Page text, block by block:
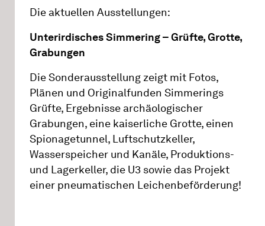
Die aktuellen Ausstellungen:
Unterirdisches Simmering – Grüfte, Grotte,
Grabungen
Die Sonderausstellung zeigt mit Fotos,
Plänen und Originalfunden Simmerings
Grüfte, Ergebnisse archäologischer
Grabungen, eine kaiserliche Grotte, einen
Spionagetunnel, Luftschutzkeller,
Wasserspeicher und Kanäle, Produktions-
und Lagerkeller, die U3 sowie das Projekt
einer pneumatischen Leichenbeförderung!